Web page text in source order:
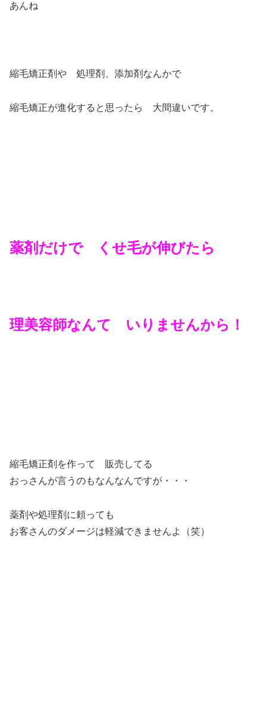
あんね
縮毛矯正剤や 処理剤、添加剤なんかで
縮毛矯正が進化すると思ったら 大間違いです。
薬剤だけで くせ毛が伸びたら
理美容師なんて いりませんから！
縮毛矯正剤を作って 販売してる
おっさんが言うのもなんなんですが・・・
薬剤や処理剤に頼っても
お客さんのダメージは軽減できませんよ（笑）